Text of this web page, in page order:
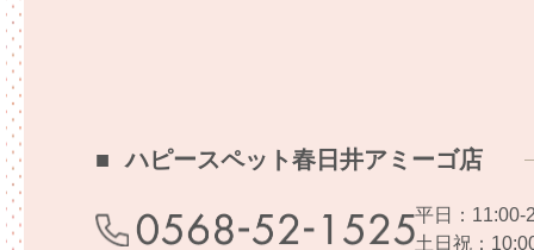
弊社では、第三者配信の広告サービス
客様のコンピュータを識別できるよう
ハピースペット春日井アミーゴ店
平日：11:00-
土日祝：